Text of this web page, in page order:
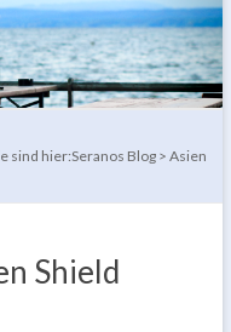
sind hier:Seranos Blog >Asien
Shield